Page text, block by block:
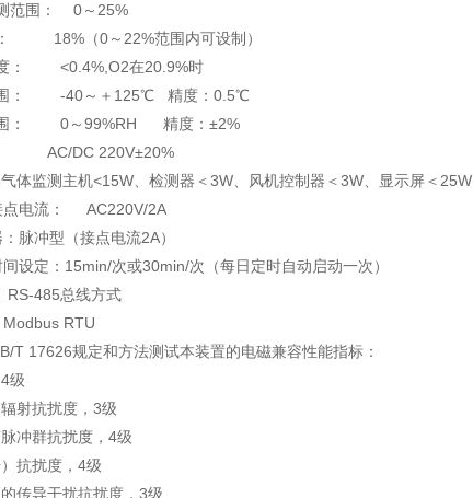
范围： 0～25%
18%（0～22%范围内可设制）
度： <0.4%,O2在20.9%时
围： -40～＋125℃ 精度：0.5℃
围： 0～99%RH 精度：±2%
AC/DC 220V±20%
气体监测主机<15W、检测器＜3W、风机控制器＜3W、显示屏＜25W
点电流： AC220V/2A
脉冲型（接点电流2A）
设定：15min/次或30min/次（每日定时自动启动一次）
RS-485总线方式
RTU
T 17626规定和方法测试本装置的电磁兼容性能指标：
级
射抗扰度，3级
冲群抗扰度，4级
抗扰度，4级
传导干扰抗扰度，3级